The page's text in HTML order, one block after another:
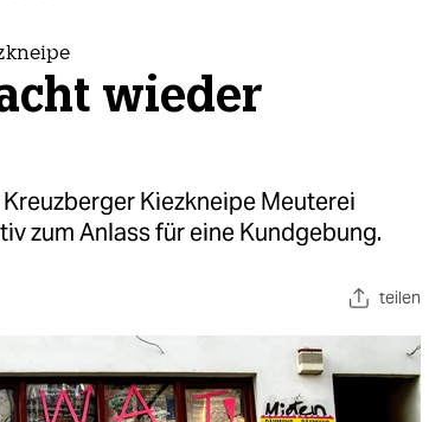
wieder
Kiezkneipe Meuterei
zum Anlass für eine Kundgebung.
teilen